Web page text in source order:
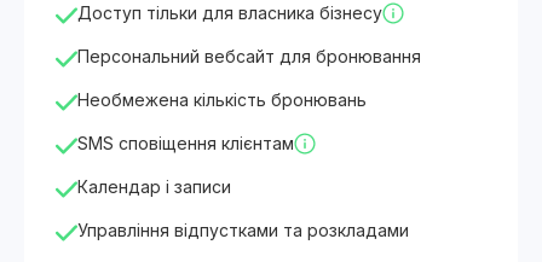
Доступ тільки для власника бізнесу
Персональний вебсайт для бронювання
Необмежена кількість бронювань
SMS сповіщення клієнтам
Календар і записи
Управління відпустками та розкладами